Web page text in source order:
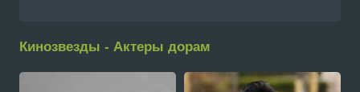
Кинозвезды - Актеры дорам